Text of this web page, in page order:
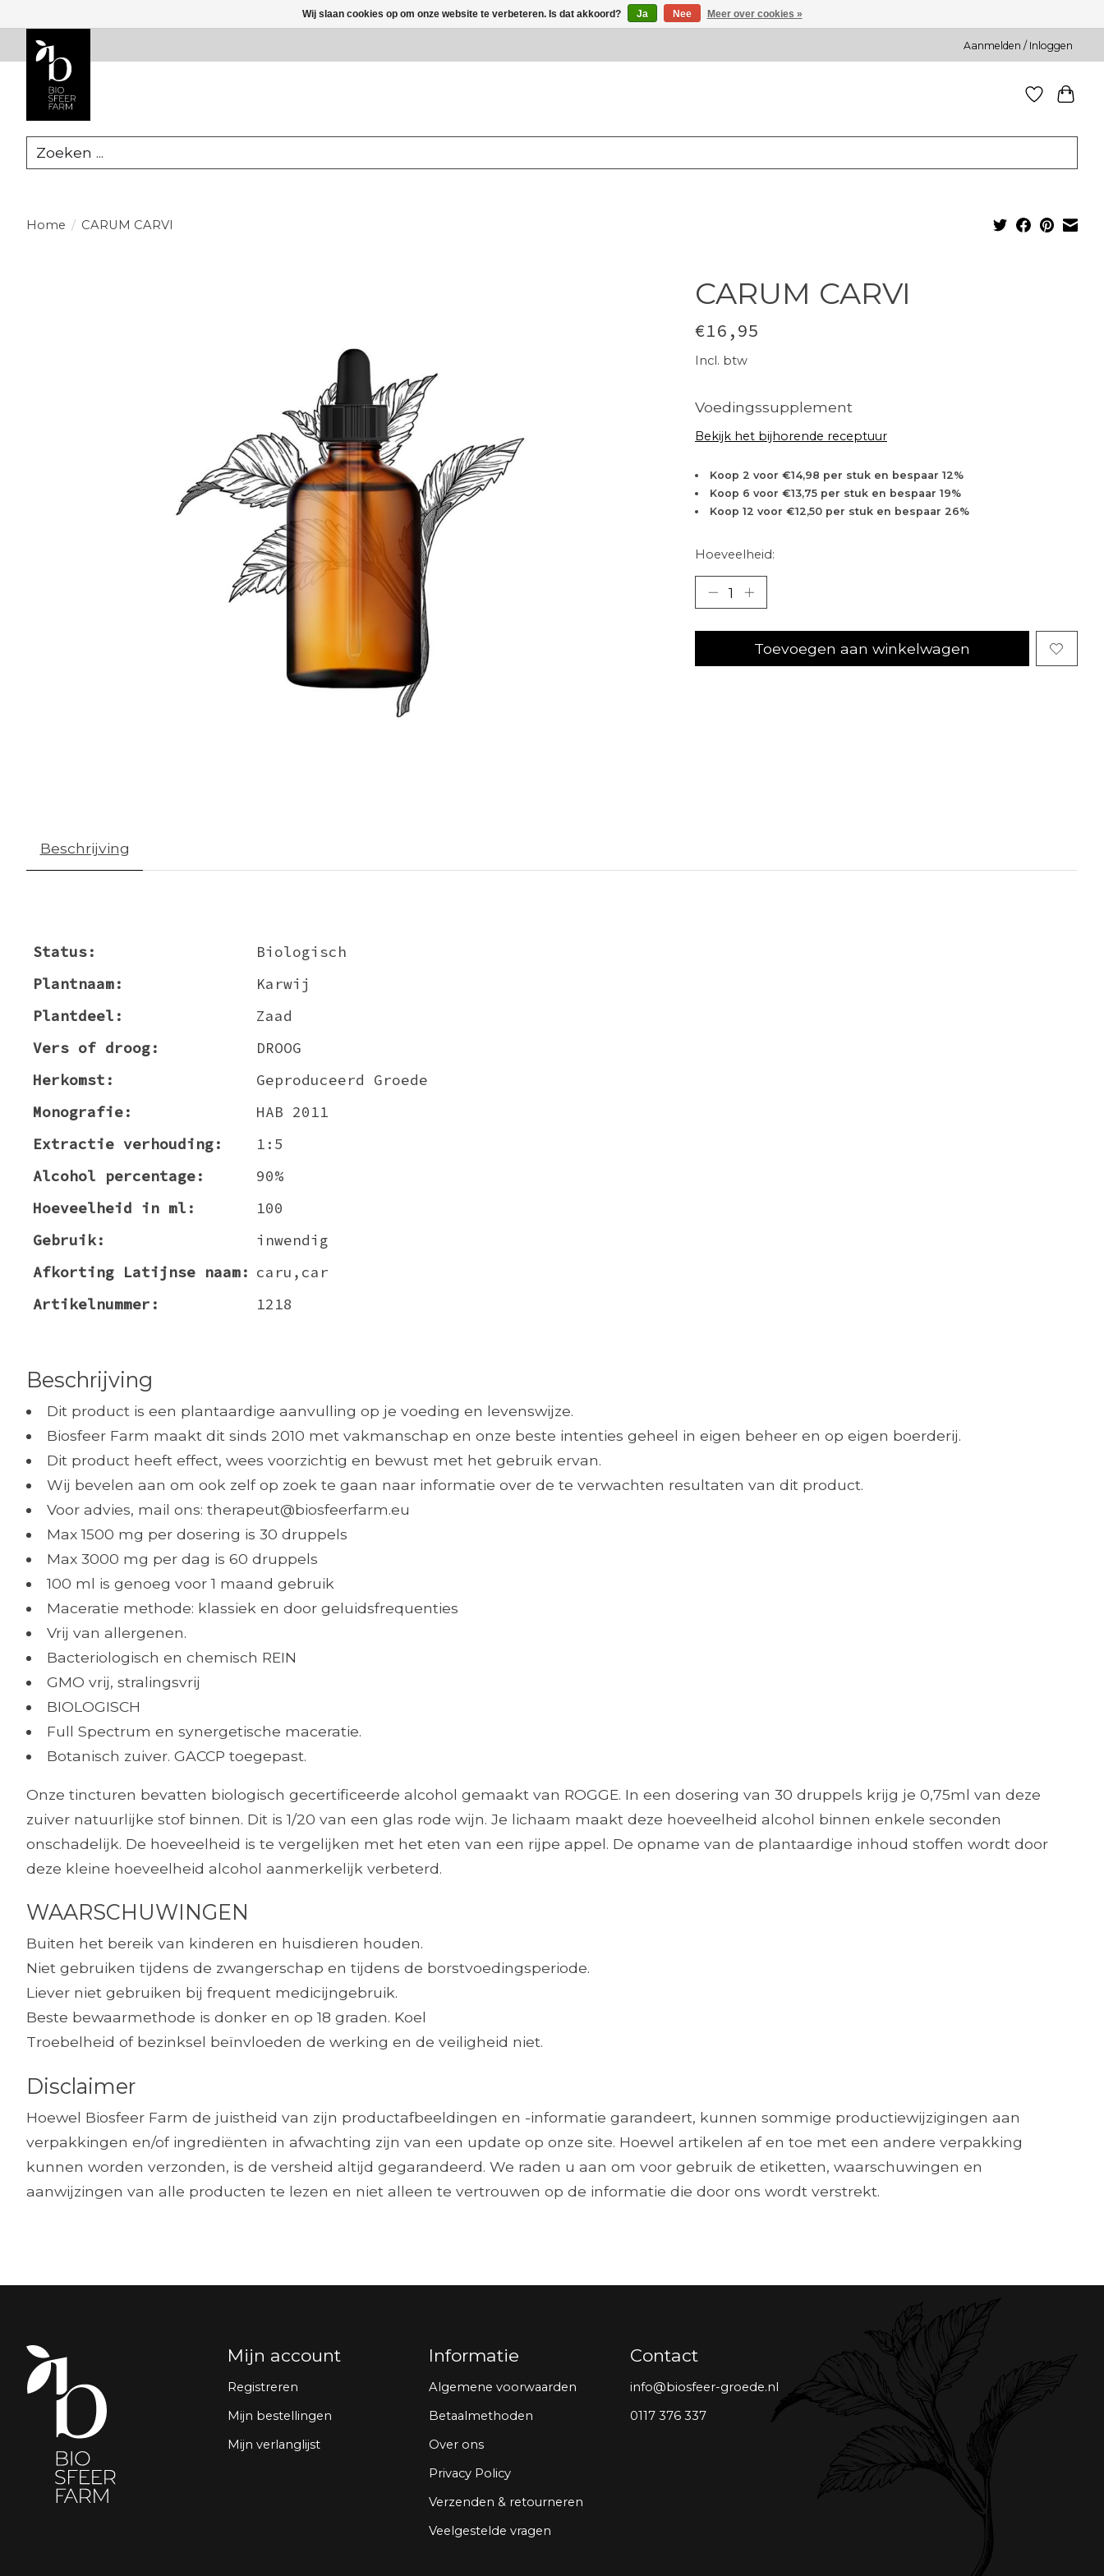
Aanmelden / Inloggen
Zoeken
Home / CARUM CARVI
CARUM CARVI
€16,95
Incl. btw
Voedingssupplement
Bekijk het bijhorende receptuur
Koop 2 voor €14,98 per stuk en bespaar 12%
Koop 6 voor €13,75 per stuk en bespaar 19%
Koop 12 voor €12,50 per stuk en bespaar 26%
Hoeveelheid:
Toevoegen aan winkelwagen
Beschrijving
Status:
Biologisch
Plantnaam:
Karwij
Plantdeel:
Zaad
Vers of droog:
DROOG
Herkomst:
Geproduceerd Groede
Monografie:
HAB 2011
Extractie verhouding:
1:5
Alcohol percentage:
90%
Hoeveelheid in ml:
100
Gebruik:
inwendig
Afkorting Latijnse naam: caru,car
Artikelnummer:
1218
Beschrijving
Dit product is een plantaardige aanvulling op je voeding en levenswijze.
Biosfeer Farm maakt dit sinds 2010 met vakmanschap en onze beste intenties geheel in eigen beheer en op eigen boerderij.
Dit product heeft effect, wees voorzichtig en bewust met het gebruik ervan.
Wij bevelen aan om ook zelf op zoek te gaan naar informatie over de te verwachten resultaten van dit product.
Voor advies, mail ons: therapeut@biosfeerfarm.eu
Max 1500 mg per dosering is 30 druppels
Max 3000 mg per dag is 60 druppels
100 ml is genoeg voor 1 maand gebruik
Maceratie methode: klassiek en door geluidsfrequenties
Vrij van allergenen.
Bacteriologisch en chemisch REIN
GMO vrij, stralingsvrij
BIOLOGISCH
Full Spectrum en synergetische maceratie.
Botanisch zuiver. GACCP toegepast.
Onze tincturen bevatten biologisch gecertificeerde alcohol gemaakt van ROGGE. In een dosering van 30 druppels krijg je 0,75ml van deze
zuiver natuurlijke stof binnen. Dit is 1/20 van een glas rode wijn. Je lichaam maakt deze hoeveelheid alcohol binnen enkele seconden
onschadelijk. De hoeveelheid is te vergelijken met het eten van een rijpe appel. De opname van de plantaardige inhoud stoffen wordt door
deze kleine hoeveelheid alcohol aanmerkelijk verbeterd.
WAARSCHUWINGEN
Buiten het bereik van kinderen en huisdieren houden.
Niet gebruiken tijdens de zwangerschap en tijdens de borstvoedingsperiode.
Liever niet gebruiken bij frequent medicijngebruik.
Beste bewaarmethode is donker en op 18 graden. Koel
Troebelheid of bezinksel beïnvloeden de werking en de veiligheid niet.
Disclaimer
Hoewel Biosfeer Farm de juistheid van zijn productafbeeldingen en -informatie garandeert, kunnen sommige productiewijzigingen aan
verpakkingen en/of ingrediënten in afwachting zijn van een update op onze site. Hoewel artikelen af ​​en toe met een andere verpakking
kunnen worden verzonden, is de versheid altijd gegarandeerd. We raden u aan om voor gebruik de etiketten, waarschuwingen en
aanwijzingen van alle producten te lezen en niet alleen te vertrouwen op de informatie die door ons wordt verstrekt.
Mijn account
Registreren
Mijn bestellingen
Mijn verlanglijst
Informatie
Algemene voorwaarden
Betaalmethoden
Over ons
Privacy Policy
Verzenden & retourneren
Veelgestelde vragen
Contact
info@biosfeer-groede.nl
0117 376 337
Wij slaan cookies op om onze website te verbeteren. Is dat akkoord? Ja Nee Meer over cookies »